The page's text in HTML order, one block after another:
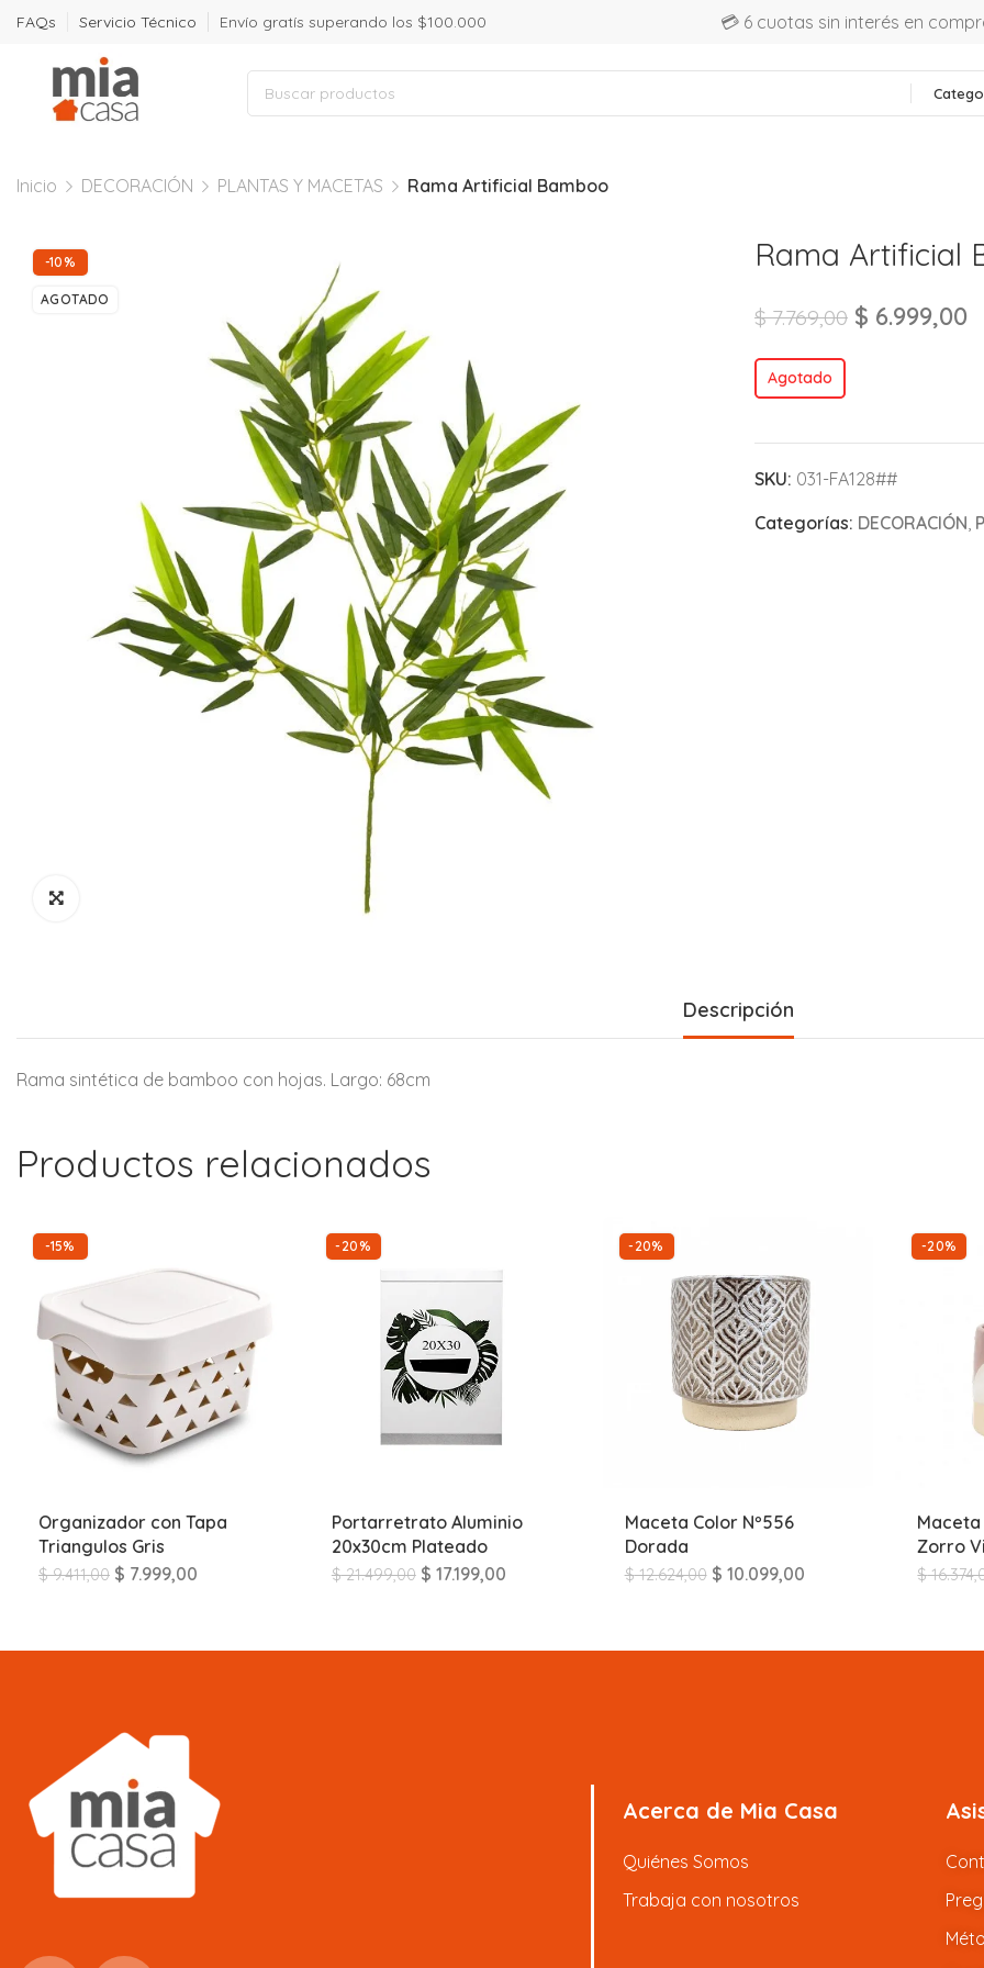
FAQs Servicio Técnico Envío gratís superando los $100.000 💳 6 cuotas sin interés en
Inicio DECORACIÓN PLANTAS Y MACETAS Rama Artificial Bamboo
-10%
AGOTADO
Rama Artificial
$7.769,00 $ 6.999,00
Agotado
SKU: 031-FA128##
Categorías: DECORACIÓN
Descripción
Rama sintética de bamboo con hojas. Largo: 68cm
Productos relacionados
-15%
Organizador con Tapa
Triangulos Gris
$9.411,00 $ 7.999,00
-20%
Portarretrato Aluminio
20x30cm Plateado
$21.499,00 $ 17.199,00
-20%
Maceta Color Nº556
Dorada
$12.624,00 $ 10.099,00
-20%
Maceta
Zorro
$
Acerca de Mia Casa
Quiénes Somos
Trabaja con nosotros